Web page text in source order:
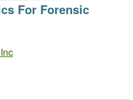
For Forensic